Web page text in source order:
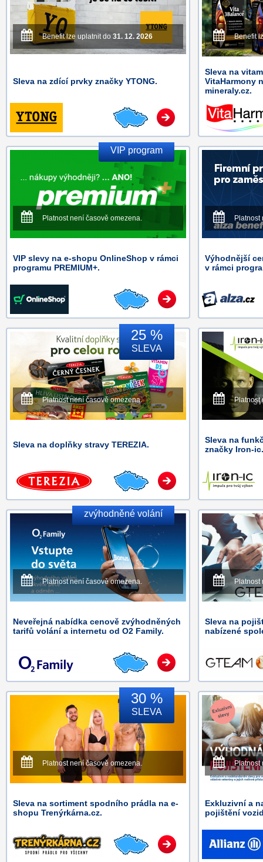
Benefit lze uplatnit do 31. 12. 2026
Sleva na zdící prvky značky YTONG.
Benefit
Sleva na
VitaHarmony
mineraly.cz.
VIP program
Platnost není časově omezena.
VIP slevy na e-shopu OnlineShop v rámci
programu PREMIUM+.
Platnost
Výhodnější
v rámci
25 %
SLEVA
Platnost není časově omezena.
Sleva na doplňky stravy TEREZIA.
Platnost
Sleva na
značky Iron-ic.
zvýhodněné volání
Platnost není časově omezena.
Neveřejná nabídka cenově zvýhodněných
tarifů volání a internetu od O2 Family.
Platnost
Sleva na
nabízené
30 %
SLEVA
Platnost není časově omezena.
Sleva na sortiment spodního prádla na e-
shopu Trenýrkárna.cz.
Platnost
Exkluzivní a
pojištění